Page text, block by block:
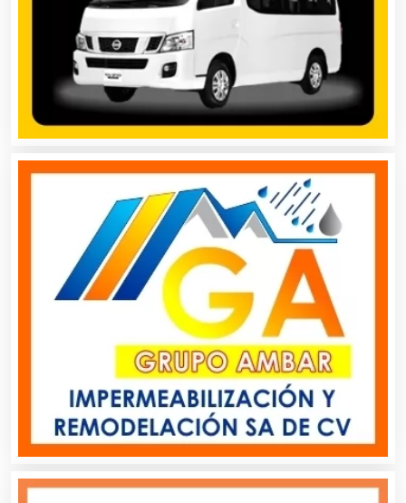
Bancos
Banquetes
Basculas
Bebidas
Belleza
Bordados y Estampados
Boutiques